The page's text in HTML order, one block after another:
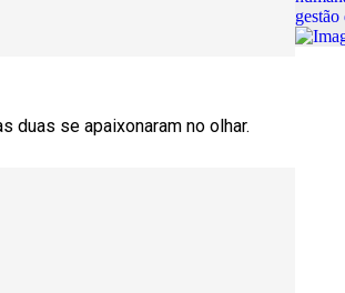
duas se apaixonaram no olhar.